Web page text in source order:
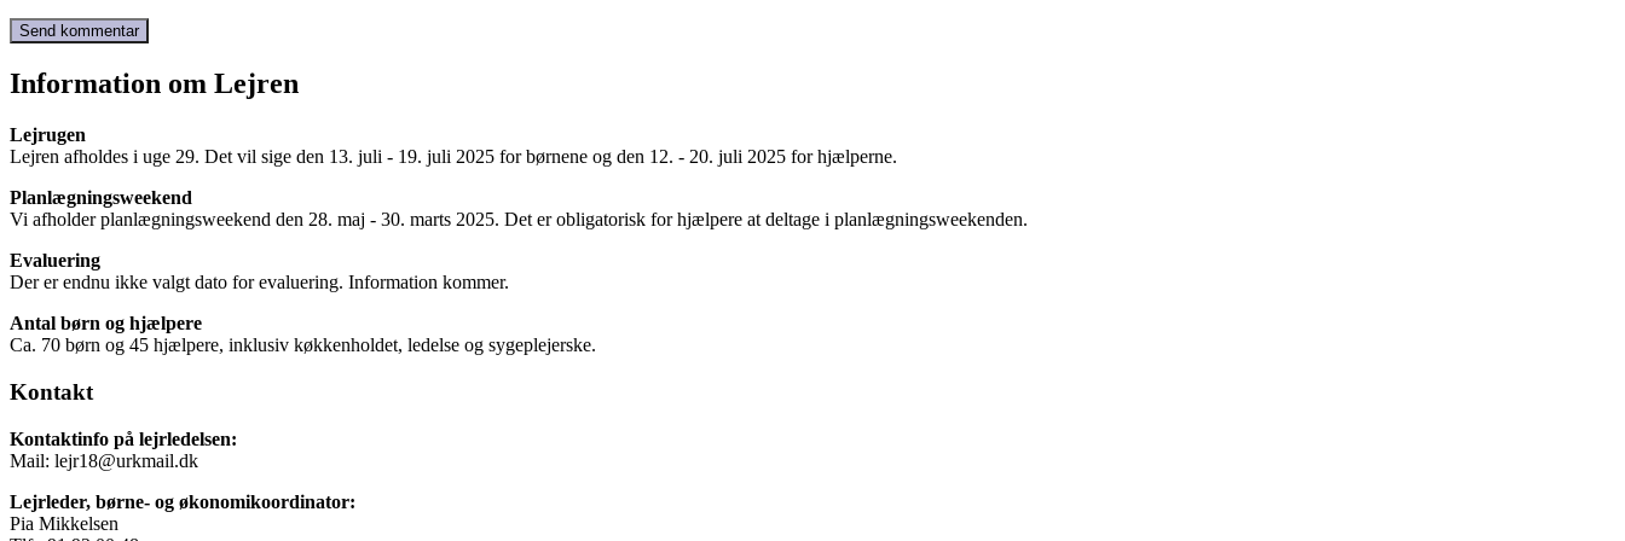
Information om Lejren
Lejrugen
Lejren afholdes i uge 29. Det vil sige den 13. juli - 19. juli 2025 for børnene og den 12. - 20. juli 2025 for hjælperne.
Planlægningsweekend
Vi afholder planlægningsweekend den 28. maj - 30. marts 2025. Det er obligatorisk for hjælpere at deltage i planlægningsweekenden.
Evaluering
Der er endnu ikke valgt dato for evaluering. Information kommer.
Antal børn og hjælpere
Ca. 70 børn og 45 hjælpere, inklusiv køkkenholdet, ledelse og sygeplejerske.
Kontakt
Kontaktinfo på lejrledelsen:
Mail: lejr18@urkmail.dk
Lejrleder, børne- og økonomikoordinator:
Pia Mikkelsen